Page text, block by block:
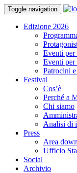
Toggle navigation
Edizione 2026
Eventi per
Eventi per
Patrocini
Festival
Cos’è
Perché a
Chi siamo
Analisi di
Press
Area
Ufficio
Social
Archivio